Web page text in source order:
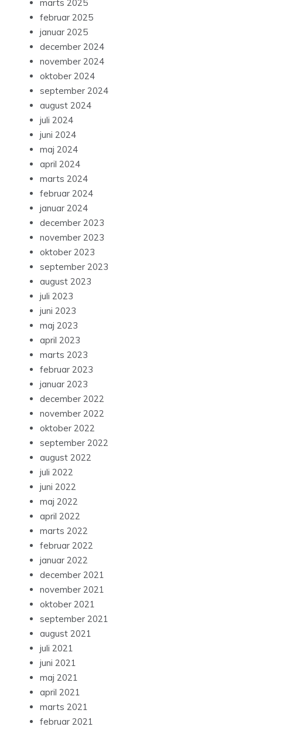
marts 2025
februar 2025
januar 2025
december 2024
november 2024
oktober 2024
september 2024
august 2024
juli 2024
juni 2024
maj 2024
april 2024
marts 2024
februar 2024
januar 2024
december 2023
november 2023
oktober 2023
september 2023
august 2023
juli 2023
juni 2023
maj 2023
april 2023
marts 2023
februar 2023
januar 2023
december 2022
november 2022
oktober 2022
september 2022
august 2022
juli 2022
juni 2022
maj 2022
april 2022
marts 2022
februar 2022
januar 2022
december 2021
november 2021
oktober 2021
september 2021
august 2021
juli 2021
juni 2021
maj 2021
april 2021
marts 2021
februar 2021